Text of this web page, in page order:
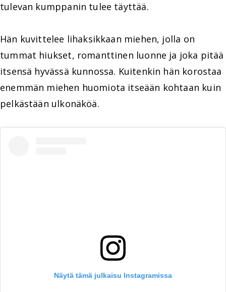
tulevan kumppanin tulee täyttää.
Hän kuvittelee lihaksikkaan miehen, jolla on
tummat hiukset, romanttinen luonne ja joka pitää
itsensä hyvässä kunnossa. Kuitenkin hän korostaa
enemmän miehen huomiota itseään kohtaan kuin
pelkästään ulkonäköä.
Näytä tämä julkaisu Instagramissa